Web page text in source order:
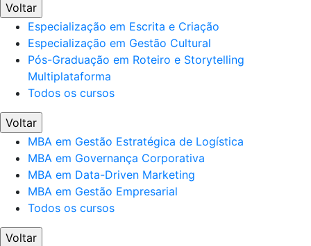
Voltar
Especialização em Escrita e Criação
Especialização em Gestão Cultural
Pós-Graduação em Roteiro e Storytelling
Multiplataforma
Todos os cursos
Voltar
MBA em Gestão Estratégica de Logística
MBA em Governança Corporativa
MBA em Data-Driven Marketing
MBA em Gestão Empresarial
Todos os cursos
Voltar